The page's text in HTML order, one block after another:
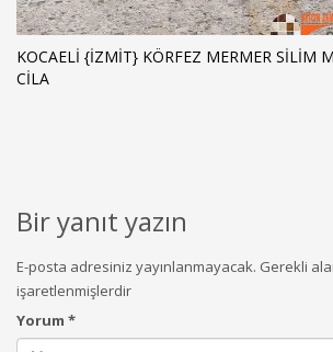
KOCAELI {İZMIT} KÖRFEZ MERMER SILIM
CILA
Bir yanıt yazın
E-posta adresiniz yayınlanmayacak. Gerekli
işaretlenmişlerdir
Yorum *